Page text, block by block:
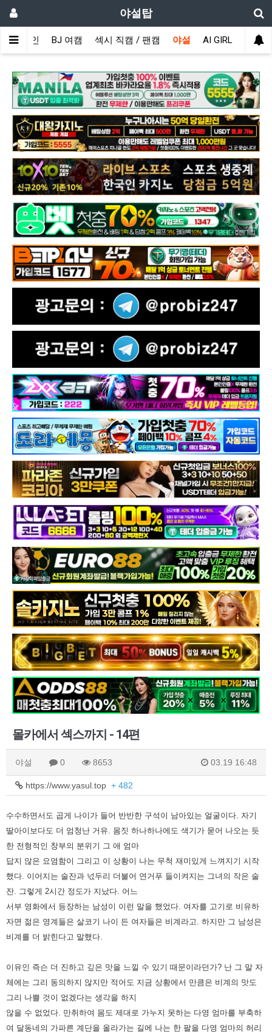
야설탑
메인 BJ 여캠 섹시 직캠 / 팬캠 야설 AI GIRL
몰카에서 섹스까지 - 14편
야설 0 8653 03.19 16:48
https://www.yasul.top + 482
수수하면서도 곱게 나이가 들어 반반한 구석이 남아있는 얼굴이다. 자기
딸아이보다도 더 엄청난 거유. 몸짓 하나하나에도 색기가 묻어 나오는 듯
한 전형적인 창부의 분위기 그 애 엄마
답지 않은 요염함이 그리고 이 상황이 나는 무척 재미있게 느껴지기 시작
했다. 이어지는 술잔과 넋두리 더불어 연거푸 들이켜지는 그녀의 작은 술
잔. 그렇게 2시간 정도가 지났다. 어느
서부 영화에서 등장하는 남성이 이런 말을 했었다. 여자를 고기로 비유하
자면 젊은 영계들은 살코기 나이 든 여자들은 비계라고. 하지만 그 남성은
비계를 더 밝힌다고 말했다.
이유인 즉슨 더 진하고 깊은 맛을 느낄 수 있기 때문이라던가? 난 그 말 자
체에는 그리 동의하지 않지만 적어도 지금 상황에서 만큼은 비계의 맛도
그리 나쁠 것이 없겠다는 생각을 하지
않을 수 없었다. 만취하여 몸도 제대로 가누지 못하는 다영 엄마를 부축하
여 달동네의 가파른 계단을 올라가는 길에 나는 한 팔을 다영 엄마의 허리